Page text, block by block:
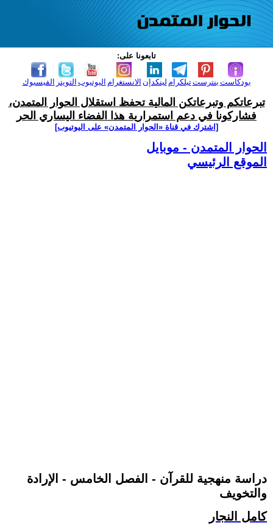
تابعونا على:
الفيسبوك التويتر اليوتيوب الانستغرام لينكدإن تيلكرامبنترست بودكاست
تبرعاتكم وتبرعاتكن المالية تحفظ استقلال الحوار المتمدن،
فشاركونا في دعم استمرارية هذا الفضاء اليساري الحر
[اشترك في قناة ‫«الحوار المتمدن» على اليوتيوب]
الحوار المتمدن - موبايل
الموقع الرئيسي
دراسة منهجية للقرآن - الفصل الخامس - الإرادة
والتخويف
كامل النجار